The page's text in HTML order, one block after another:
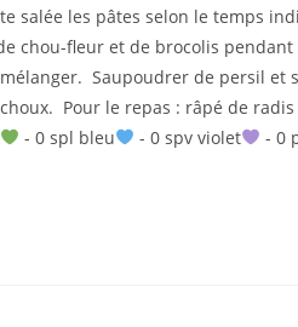
salée les pâtes selon le temps
chou-fleur et de brocolis
Saupoudrer de persil
Pour le repas : râpé de
- 0 spl bleu - 0 spv violet - 0